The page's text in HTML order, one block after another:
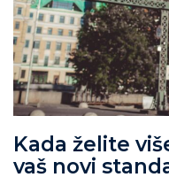
Kada želite
vaš novi